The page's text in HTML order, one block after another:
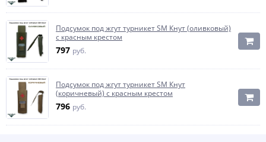
Подсумок под жгут турникет SM Кнут (оливковый)
с красным крестом
797 руб.
Подсумок под жгут турникет SM Кнут
(коричневый) с красным крестом
796 руб.